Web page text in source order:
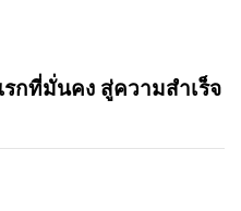
กที่มั่นคง สู่ความสำเร็จ